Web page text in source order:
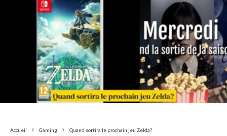
Accueil Gaming Quand sortira le prochain jeu Zelda?